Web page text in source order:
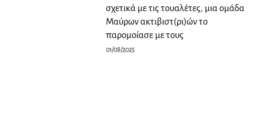
σχετικά με τις τουαλέτες, μια ομάδα
Μαύρων ακτιβιστ(ρι)ών το
παρομοίασε με τους
01/08/2025